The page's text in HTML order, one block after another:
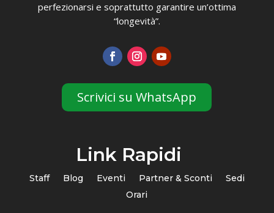
perfezionarsi e soprattutto garantire un’ottima
“longevità”.
Scrivici su WhatsApp
Link Rapidi
Staff Blog Eventi Partner & Sconti
Sedi
Orari